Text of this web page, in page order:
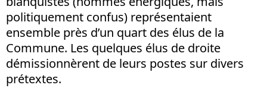
politiquement confus) représentaient
ensemble près d’un quart des élus de la
Commune. Les quelques élus de droite
démissionnèrent de leurs postes sur divers
prétextes.